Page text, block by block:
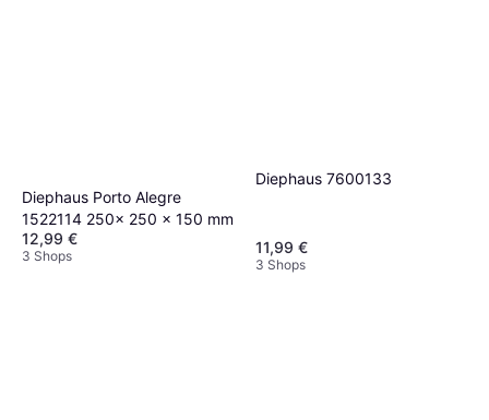
Diephaus Porto Alegre
1522114 250x 250 x 150 mm
12,99 €
3 Shops
Diephaus 7600133
11,99 €
3 Shops